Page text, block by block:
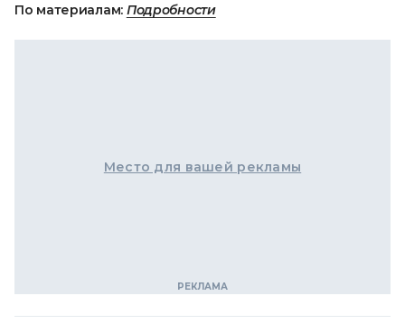
По материалам: Подробности
Место для вашей рекламы